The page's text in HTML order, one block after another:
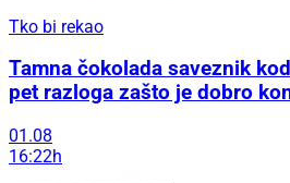
Tko bi rekao
Tamna čokolada saveznik
pet razloga zašto je dobro
01.08
16:22h